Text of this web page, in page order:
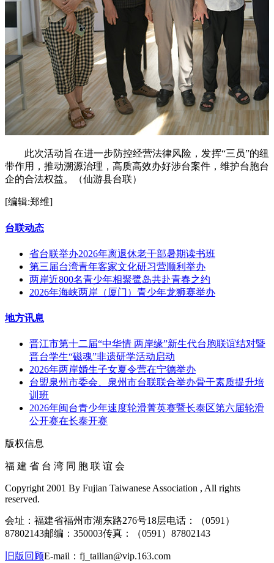
此次活动旨在进一步防控经营法律风险，发挥“三员”的纽
带作用，推动溯源治理，高质高效办好涉台案件，维护台胞台
企的合法权益。（仙游县台联）
[编辑:郑维]
台联动态
省台联举办2026年离退休老干部暑期读书班
第三届台湾青年客家文化研习营顺利举办
两岸近800名青少年相聚鹭岛共赴青春之约
2026年海峡两岸（厦门）青少年龙狮赛举办
地方讯息
晋江市第十二届“中华情 两岸缘”新生代台胞联谊结对暨
晋台学生“磁魂”非遗研学活动启动
2026年两岸婚生子女夏令营在宁德举办
台盟泉州市委会、泉州市台联联合举办骨干素质提升培
训班
2026年闽台青少年速度轮滑菁英赛暨长泰区第六届轮滑
公开赛在长泰开赛
版权信息
福 建 省 台 湾 同 胞 联 谊 会
Copyright 2001 By Fujian Taiwanese Association , All rights
reserved.
会址：福建省福州市湖东路276号18层电话：（0591）
87802143邮编：350003传真：（0591）87802143
旧版回顾E-mail：fj_tailian@vip.163.com